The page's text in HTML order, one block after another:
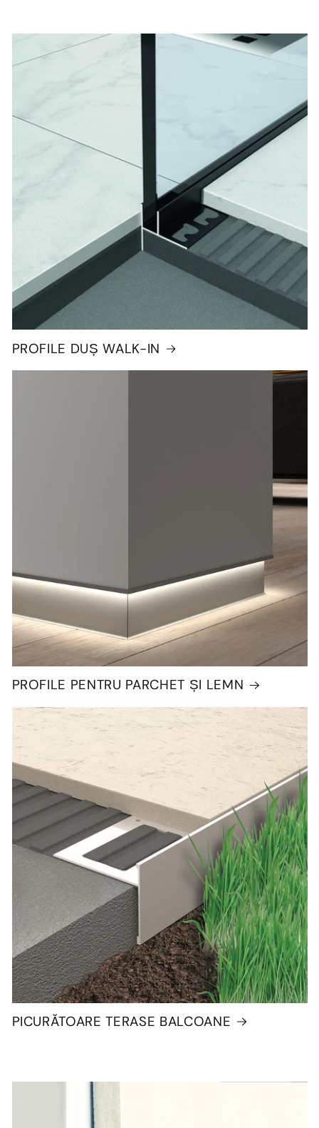
PROFILE DUȘ WALK-IN
PROFILE PENTRU PARCHET ȘI LEMN
PICURĂTOARE TERASE BALCOANE